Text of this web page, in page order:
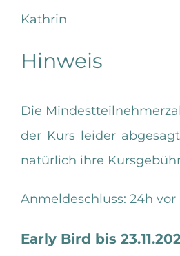
Kathrin
Hinweis
Die
der Kurs leider
natürlich ihre
Anmeldeschluss: 24h
Early Bird bis